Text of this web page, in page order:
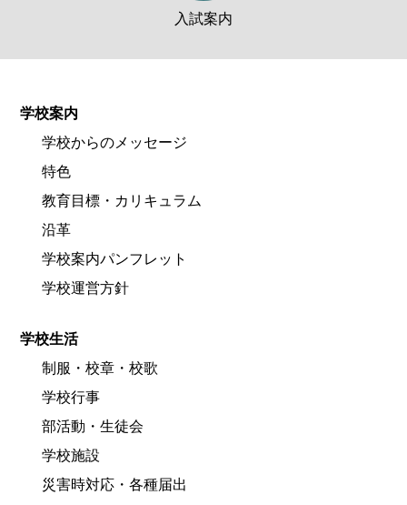
入試案内
学校案内
学校からのメッセージ
特色
教育目標・カリキュラム
沿革
学校案内パンフレット
学校運営方針
学校生活
制服・校章・校歌
学校行事
部活動・生徒会
学校施設
災害時対応・各種届出